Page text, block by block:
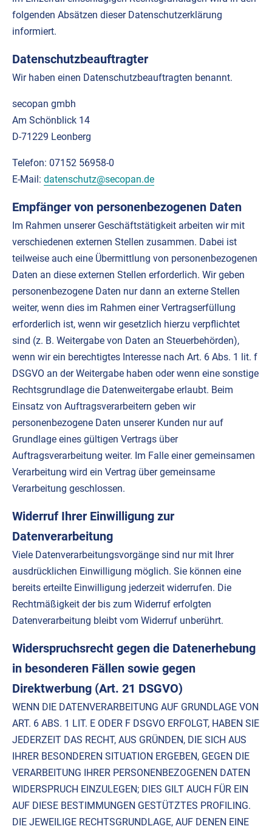
folgenden Absätzen dieser Datenschutzerklärung
informiert.
Datenschutzbeauftragter
Wir haben einen Datenschutzbeauftragten benannt.
secopan gmbh
Am Schönblick 14
D-71229 Leonberg
Telefon: 07152 56958-0
E-Mail: datenschutz@secopan.de
Empfänger von personenbezogenen Daten
Im Rahmen unserer Geschäftstätigkeit arbeiten wir mit
verschiedenen externen Stellen zusammen. Dabei ist
teilweise auch eine Übermittlung von personenbezogenen
Daten an diese externen Stellen erforderlich. Wir geben
personenbezogene Daten nur dann an externe Stellen
weiter, wenn dies im Rahmen einer Vertragserfüllung
erforderlich ist, wenn wir gesetzlich hierzu verpflichtet
sind (z. B. Weitergabe von Daten an Steuerbehörden),
wenn wir ein berechtigtes Interesse nach Art. 6 Abs. 1 lit. f
DSGVO an der Weitergabe haben oder wenn eine sonstige
Rechtsgrundlage die Datenweitergabe erlaubt. Beim
Einsatz von Auftragsverarbeitern geben wir
personenbezogene Daten unserer Kunden nur auf
Grundlage eines gültigen Vertrags über
Auftragsverarbeitung weiter. Im Falle einer gemeinsamen
Verarbeitung wird ein Vertrag über gemeinsame
Verarbeitung geschlossen.
Widerruf Ihrer Einwilligung zur
Datenverarbeitung
Viele Datenverarbeitungsvorgänge sind nur mit Ihrer
ausdrücklichen Einwilligung möglich. Sie können eine
bereits erteilte Einwilligung jederzeit widerrufen. Die
Rechtmäßigkeit der bis zum Widerruf erfolgten
Datenverarbeitung bleibt vom Widerruf unberührt.
Widerspruchsrecht gegen die Datenerhebung
in besonderen Fällen sowie gegen
Direktwerbung (Art. 21 DSGVO)
WENN DIE DATENVERARBEITUNG AUF GRUNDLAGE VON
ART. 6 ABS. 1 LIT. E ODER F DSGVO ERFOLGT, HABEN SIE
JEDERZEIT DAS RECHT, AUS GRÜNDEN, DIE SICH AUS
IHRER BESONDEREN SITUATION ERGEBEN, GEGEN DIE
VERARBEITUNG IHRER PERSONENBEZOGENEN DATEN
WIDERSPRUCH EINZULEGEN; DIES GILT AUCH FÜR EIN
AUF DIESE BESTIMMUNGEN GESTÜTZTES PROFILING.
DIE JEWEILIGE RECHTSGRUNDLAGE, AUF DENEN EINE